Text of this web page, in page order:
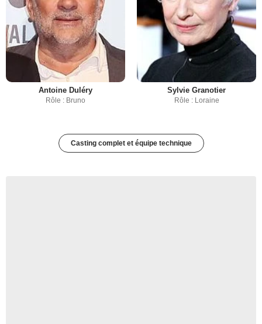
Antoine Duléry
Rôle : Bruno
Sylvie Granotier
Rôle : Loraine
Casting complet et équipe technique